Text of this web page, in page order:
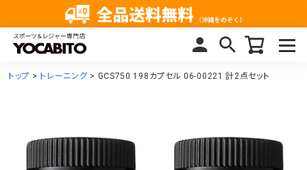
トップ トレーニング GCS750 198カプセル 06-00221 計2点セット